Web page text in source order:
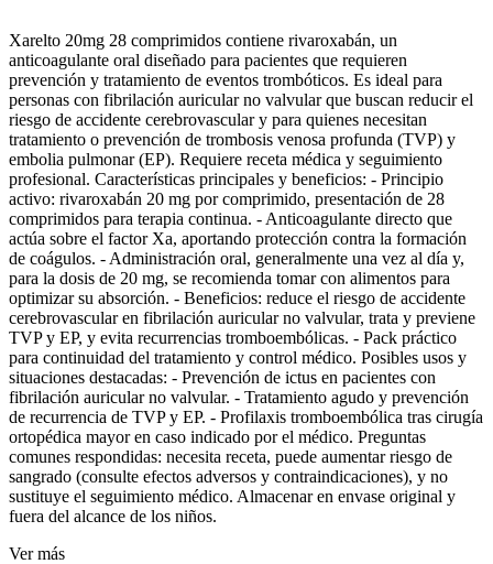
Xarelto 20mg 28 comprimidos contiene rivaroxabán, un
anticoagulante oral diseñado para pacientes que requieren
prevención y tratamiento de eventos trombóticos. Es ideal para
personas con fibrilación auricular no valvular que buscan reducir el
riesgo de accidente cerebrovascular y para quienes necesitan
tratamiento o prevención de trombosis venosa profunda (TVP) y
embolia pulmonar (EP). Requiere receta médica y seguimiento
profesional. Características principales y beneficios: - Principio
activo: rivaroxabán 20 mg por comprimido, presentación de 28
comprimidos para terapia continua. - Anticoagulante directo que
actúa sobre el factor Xa, aportando protección contra la formación
de coágulos. - Administración oral, generalmente una vez al día y,
para la dosis de 20 mg, se recomienda tomar con alimentos para
optimizar su absorción. - Beneficios: reduce el riesgo de accidente
cerebrovascular en fibrilación auricular no valvular, trata y previene
TVP y EP, y evita recurrencias tromboembólicas. - Pack práctico
para continuidad del tratamiento y control médico. Posibles usos y
situaciones destacadas: - Prevención de ictus en pacientes con
fibrilación auricular no valvular. - Tratamiento agudo y prevención
de recurrencia de TVP y EP. - Profilaxis tromboembólica tras cirugía
ortopédica mayor en caso indicado por el médico. Preguntas
comunes respondidas: necesita receta, puede aumentar riesgo de
sangrado (consulte efectos adversos y contraindicaciones), y no
sustituye el seguimiento médico. Almacenar en envase original y
fuera del alcance de los niños.
Ver más